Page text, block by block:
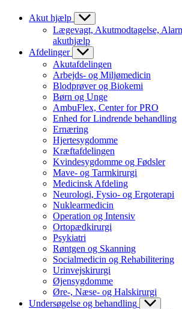
Akut hjælp
Lægevagt, Akutmodtagelse,
akuthjælp
Afdelinger
Akutafdelingen
Arbejds- og Miljømedicin
Blodprøver og Biokemi
Børn og Unge
AmbuFlex, Center for PRO
Enhed for Lindrende behandling
Ernæring
Hjertesygdomme
Kræftafdelingen
Kvindesygdomme og Fødsler
Mave- og Tarmkirurgi
Medicinsk Afdeling
Neurologi, Fysio- og Ergoterapi
Nuklearmedicin
Operation og Intensiv
Ortopædkirurgi
Psykiatri
Røntgen og Skanning
Socialmedicin og Rehabilitering
Urinvejskirurgi
Øjensygdomme
Øre-, Næse- og Halskirurgi
Undersøgelse og behandling